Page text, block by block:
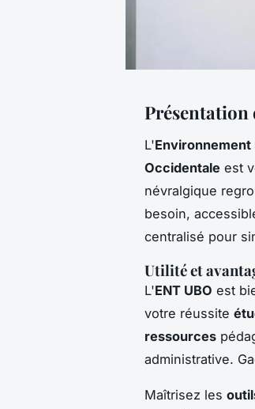
Présentation
L'Environnement
Occidentale est
névralgique
besoin,
centralisé pour
Utilité et
L'ENT UBO est
votre réussite
ressources
administrative.
Maîtrisez les